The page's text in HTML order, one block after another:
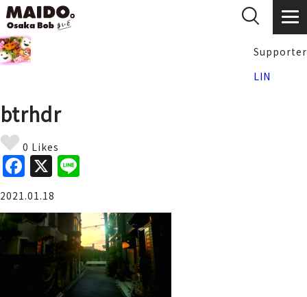
Supporter
LIN
btrhdr
0 Likes
F
a
c
e
b
X
e
2021.01.18